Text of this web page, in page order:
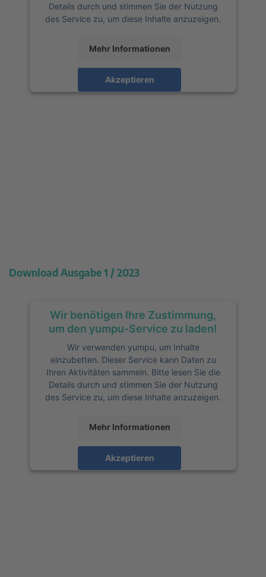
Details durch und stimmen Sie der Nutzung
des Service zu, um diese Inhalte anzuzeigen.
Mehr Informationen
Akzeptieren
Download Ausgabe 1 / 2023
Wir benötigen Ihre Zustimmung,
um den yumpu-Service zu laden!
Wir verwenden yumpu, um Inhalte
einzubetten. Dieser Service kann Daten zu
Ihren Aktivitäten sammeln. Bitte lesen Sie die
Details durch und stimmen Sie der Nutzung
des Service zu, um diese Inhalte anzuzeigen.
Mehr Informationen
Akzeptieren